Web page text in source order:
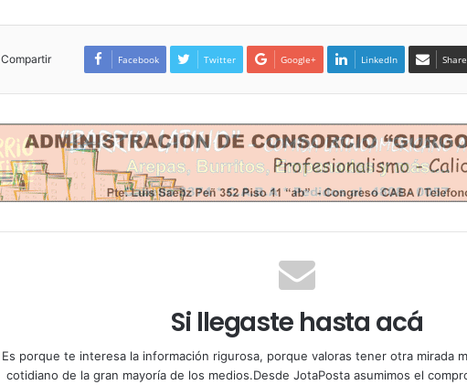
Compartir Facebook Twitter Google+ LinkedIn
Si llegaste hasta acá
Es porque te interesa la información rigurosa, porque valoras tener otra mirada
cotidiano de la gran mayoría de los medios.Desde JotaPosta asumimos el